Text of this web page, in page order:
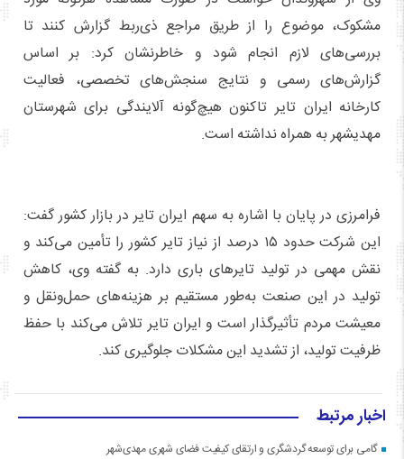
مشکوک، موضوع را از طریق مراجع ذی‌ربط گزارش کنند تا
بررسی‌های لازم انجام شود و خاطرنشان کرد: بر اساس
گزارش‌های رسمی و نتایج سنجش‌های تخصصی، فعالیت
کارخانه ایران تایر تاکنون هیچ‌گونه آلایندگی برای شهرستان
مهدیشهر به همراه نداشته است.
فرامرزی در پایان با اشاره به سهم ایران تایر در بازار کشور گفت:
این شرکت حدود ۱۵ درصد از نیاز تایر کشور را تأمین می‌کند و
نقش مهمی در تولید تایرهای باری دارد. به گفته وی، کاهش
تولید در این صنعت به‌طور مستقیم بر هزینه‌های حمل‌ونقل و
معیشت مردم تأثیرگذار است و ایران تایر تلاش می‌کند با حفظ
ظرفیت تولید، از تشدید این مشکلات جلوگیری کند.
اخبار مرتبط
گامی برای توسعه گردشگری و ارتقای کیفیت فضای شهری مهدی‌شهر